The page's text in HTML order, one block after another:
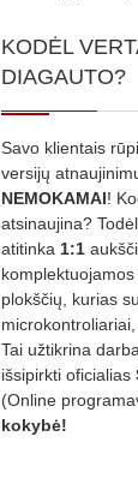
KODĖL
DIAGAUTO?
Savo klientais
versijų
NEMOKAMAI!
atsinaujina?
atitinka 1:1
plokščių, kurias
Tai užtikrina
išsipirkti oficialias
(Online
kokybė!